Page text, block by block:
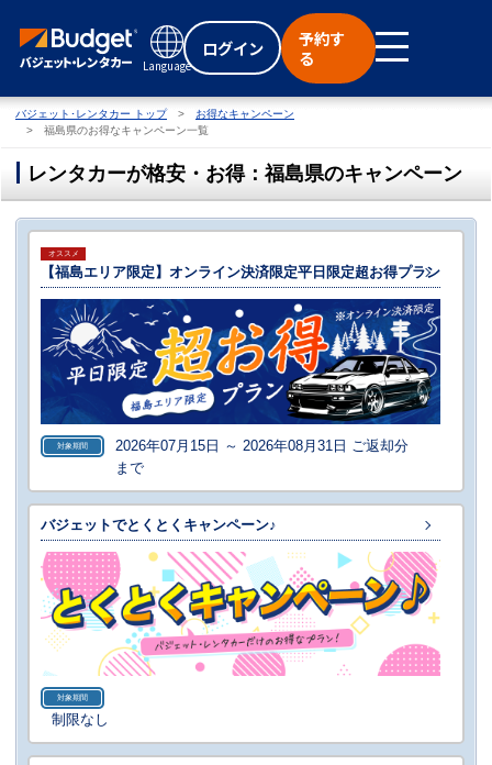
Language
ログイン
予約す
る
バジェット･レンタカー トップ
お得なキャンペーン
福島県のお得なキャンペーン一覧
レンタカーが格安・お得：福島県のキャンペーン
オススメ
【福島エリア限定】オンライン決済限定平日限定超お得プラン
対象期間
2026年07月15日 ～ 2026年08月31日 ご返却分
まで
バジェットでとくとくキャンペーン♪
対象期間
制限なし